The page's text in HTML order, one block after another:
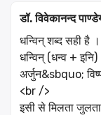
डॉ. विवेकानन्द
धन्विन् शब्द सही है
धन्विन् (धन्व +
अर्जुन&sbquo;
<br />
इसी से मिलता